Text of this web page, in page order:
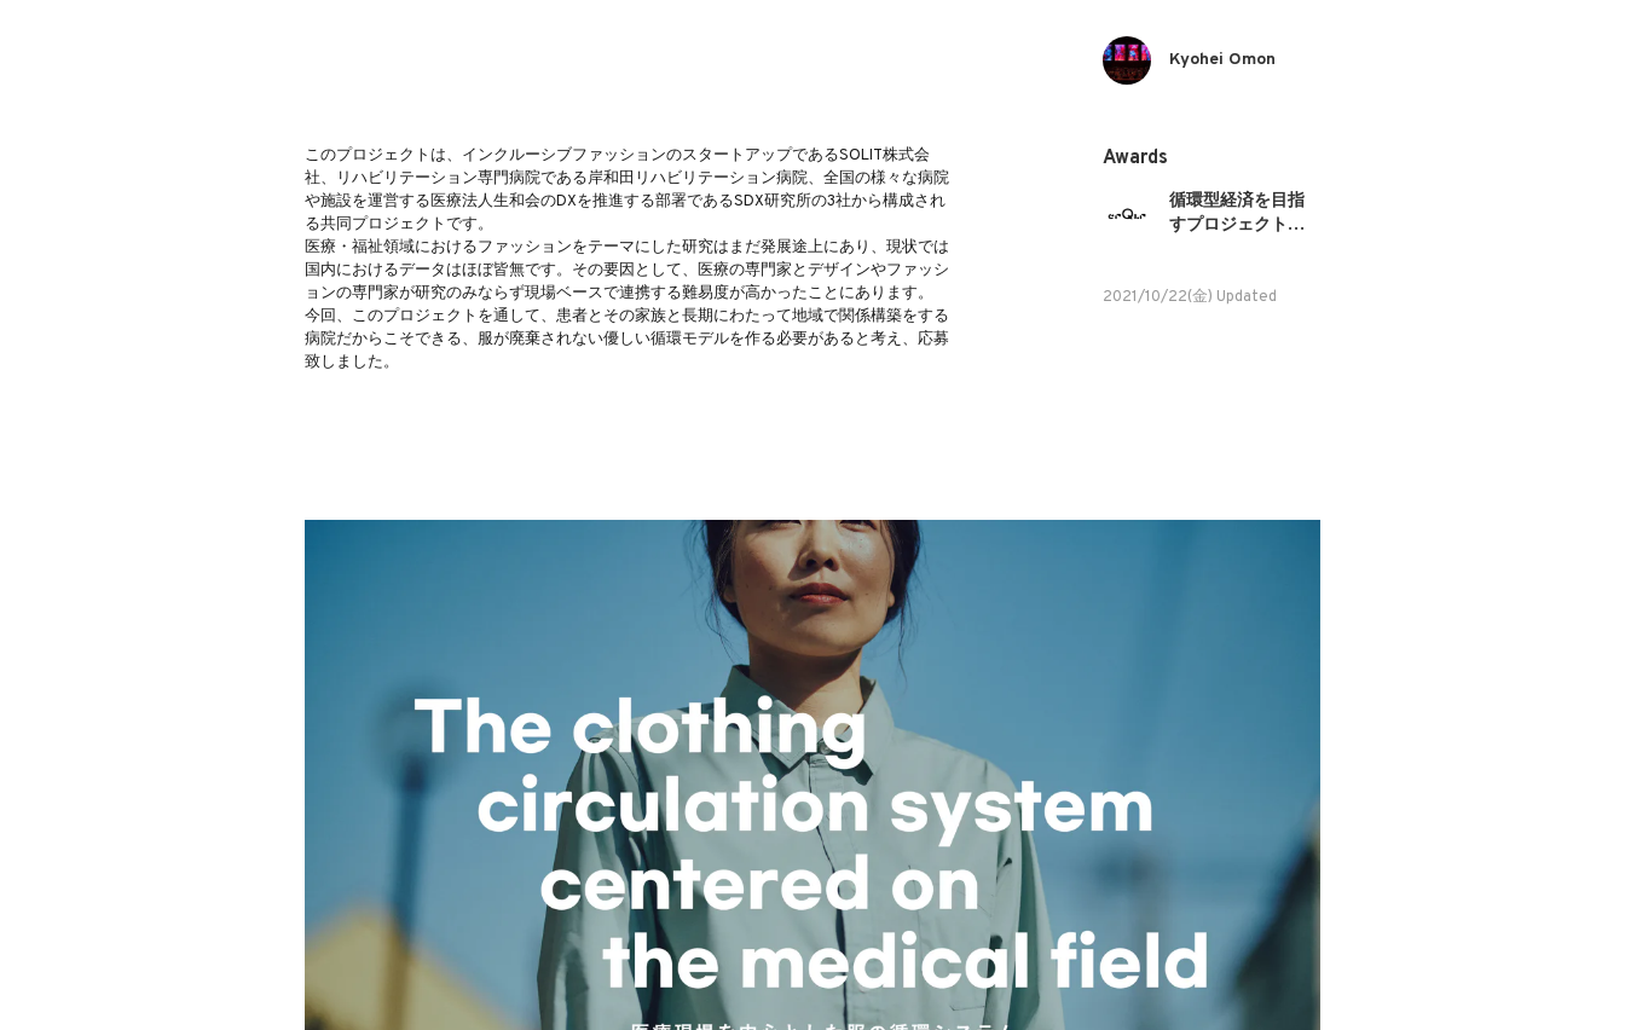
Kyohei Omon
このプロジェクトは、インクルーシブファッションのスタートアップであるSOLIT株式会
社、リハビリテーション専門病院である岸和田リハビリテーション病院、全国の様々な病院
や施設を運営する医療法人生和会のDXを推進する部署であるSDX研究所の3社から構成され
る共同プロジェクトです。
医療・福祉領域におけるファッションをテーマにした研究はまだ発展途上にあり、現状では
国内におけるデータはほぼ皆無です。その要因として、医療の専門家とデザインやファッシ
ョンの専門家が研究のみならず現場ベースで連携する難易度が高かったことにあります。
今回、このプロジェクトを通して、患者とその家族と長期にわたって地域で関係構築をする
病院だからこそできる、服が廃棄されない優しい循環モデルを作る必要があると考え、応募
致しました。
Awards
循環型経済を目指
すプロジェクトや
2021/10/22(金) Updated